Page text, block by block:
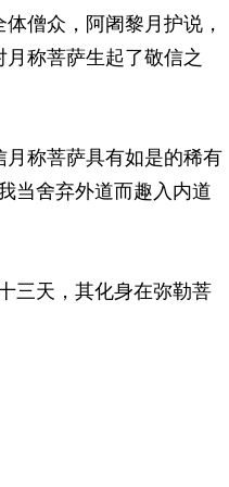
僧众，阿阇黎月护说，
称菩萨生起了敬信之
称菩萨具有如是的稀有
当舍弃外道而趣入内道
三天，其化身在弥勒菩